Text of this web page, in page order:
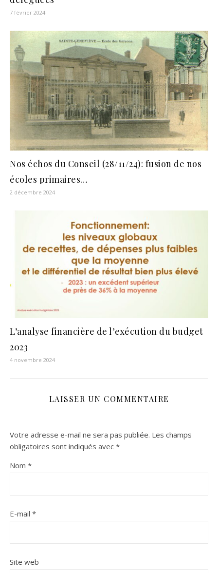
7 février 2024
Nos échos du Conseil (28/11/24): fusion de nos
écoles primaires…
2 décembre 2024
L’analyse financière de l’exécution du budget
2023
4 novembre 2024
LAISSER UN COMMENTAIRE
Votre adresse e-mail ne sera pas publiée. Les champs
obligatoires sont indiqués avec *
Nom *
E-mail *
Site web